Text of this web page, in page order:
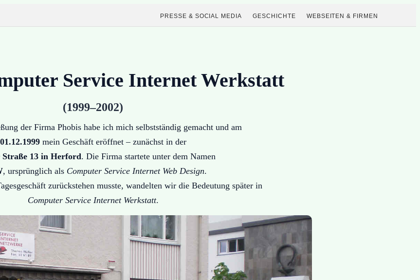
PRESSE & SOCIAL MEDIA GESCHICHTE WEBSEITEN & FIRMEN
Service Internet Werkstatt
(1999–2002)
der Firma Phobis habe ich mich selbstständig gemacht und am
01.12.1999mein Geschäft eröffnet – zunächst in der
Straße 13 in Herford. Die Firma startete unter dem Namen
, ursprünglich als Computer Service Internet Web Design.
zurückstehen musste, wandelten wir die Bedeutung später in
Computer Service Internet Werkstatt.